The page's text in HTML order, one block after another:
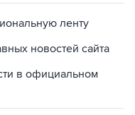
ленту
новостей сайта
в официальном